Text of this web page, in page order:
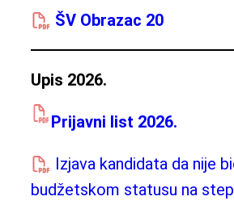
ŠV Obrazac 20
Upis 2026.
Prijavni list 2026.
Izjava kandidata da nije
budžetskom statusu na